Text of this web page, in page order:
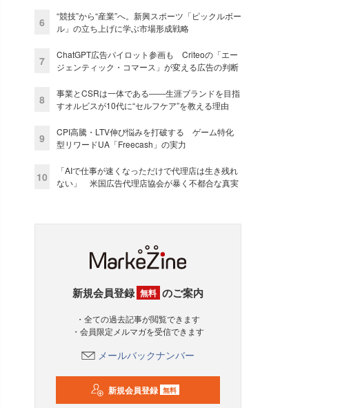
6
“競技”から“産業”へ。新興スポーツ「ピックルボー
ル」の立ち上げに学ぶ市場形成戦略
7
ChatGPT広告パイロット参画も Criteoの「エー
ジェンティック・コマース」が変える広告の判断
8
事業とCSRは一体である――生涯ブランドを目指
すオルビスが10代に“セルフケア”を教える理由
9
CPI高騰・LTV伸び悩みを打破する ゲーム特化
型リワードUA「Freecash」の実力
10
「AIで仕事が速くなっただけで代理店は生き残れ
ない」 米国広告代理店協会が暴く不都合な真実
新規会員登録 無料 のご案内
・全ての過去記事が閲覧できます
・会員限定メルマガを受信できます
メールバックナンバー
新規会員登録 無料